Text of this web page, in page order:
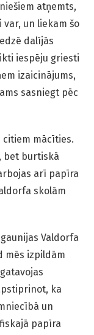
atņemts,
var, un liekam šo
dalījās
iespēju griesti
izaicinājums,
sasniegt pēc
mācīties.
bet burtiskā
arī papīra
skolām
Valdorfa
mēs izpildām
ka
un
papīra